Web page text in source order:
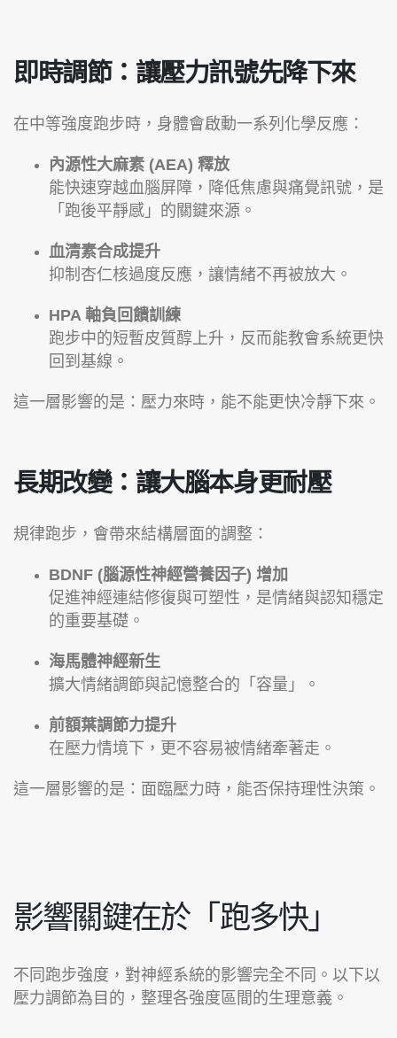
即時調節：讓壓力訊號先降下來
在中等強度跑步時，身體會啟動一系列化學反應：
內源性大麻素 (AEA) 釋放
能快速穿越血腦屏障，降低焦慮與痛覺訊號，是
「跑後平靜感」的關鍵來源。
血清素合成提升
抑制杏仁核過度反應，讓情緒不再被放大。
HPA 軸負回饋訓練
跑步中的短暫皮質醇上升，反而能教會系統更快
回到基線。
這一層影響的是：壓力來時，能不能更快冷靜下來。
長期改變：讓大腦本身更耐壓
規律跑步，會帶來結構層面的調整：
BDNF (腦源性神經營養因子) 增加
促進神經連結修復與可塑性，是情緒與認知穩定
的重要基礎。
海馬體神經新生
擴大情緒調節與記憶整合的「容量」。
前額葉調節力提升
在壓力情境下，更不容易被情緒牽著走。
這一層影響的是：面臨壓力時，能否保持理性決策。
影響關鍵在於「跑多快」
不同跑步強度，對神經系統的影響完全不同。以下以
壓力調節為目的，整理各強度區間的生理意義。